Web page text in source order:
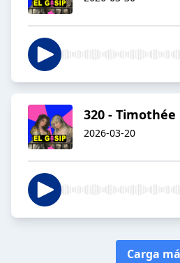
320 -
2026-03-20
Carga